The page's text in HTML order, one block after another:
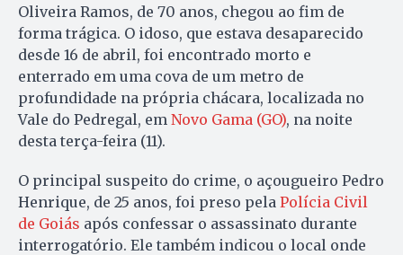
Oliveira Ramos, de 70 anos, chegou ao fim de
forma trágica. O idoso, que estava desaparecido
desde 16 de abril, foi encontrado morto e
enterrado em uma cova de um metro de
profundidade na própria chácara, localizada no
Vale do Pedregal, em Novo Gama (GO), na noite
desta terça-feira (11).
O principal suspeito do crime, o açougueiro Pedro
Henrique, de 25 anos, foi preso pela Polícia Civil
de Goiás após confessar o assassinato durante
interrogatório. Ele também indicou o local onde